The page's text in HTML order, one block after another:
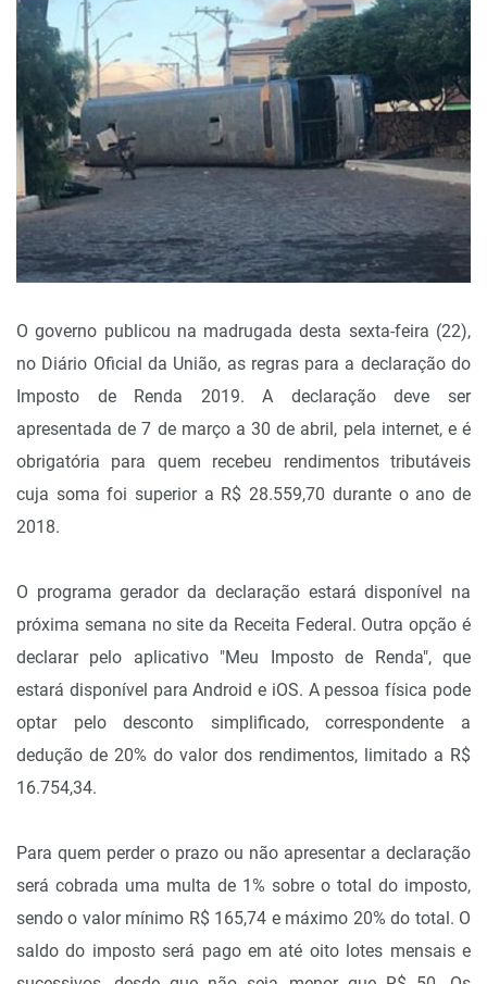
O governo publicou na madrugada desta sexta-feira (22),
no Diário Oficial da União, as regras para a declaração do
Imposto de Renda 2019. A declaração deve ser
apresentada de 7 de março a 30 de abril, pela internet, e é
obrigatória para quem recebeu rendimentos tributáveis
cuja soma foi superior a R$ 28.559,70 durante o ano de
2018.
O programa gerador da declaração estará disponível na
próxima semana no site da Receita Federal. Outra opção é
declarar pelo aplicativo "Meu Imposto de Renda", que
estará disponível para Android e iOS. A pessoa física pode
optar pelo desconto simplificado, correspondente a
dedução de 20% do valor dos rendimentos, limitado a R$
16.754,34.
Para quem perder o prazo ou não apresentar a declaração
será cobrada uma multa de 1% sobre o total do imposto,
sendo o valor mínimo R$ 165,74 e máximo 20% do total. O
saldo do imposto será pago em até oito lotes mensais e